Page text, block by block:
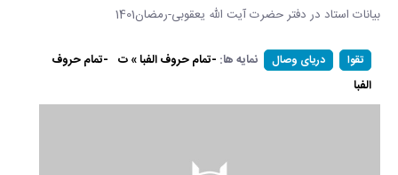
بیانات استاد در دفتر حضرت آیت الله یعقوبی-رمضان1401
تقوا دریای وصال نمایه ها: -تمام حروف الفبا » ت -تمام حروف
الفبا